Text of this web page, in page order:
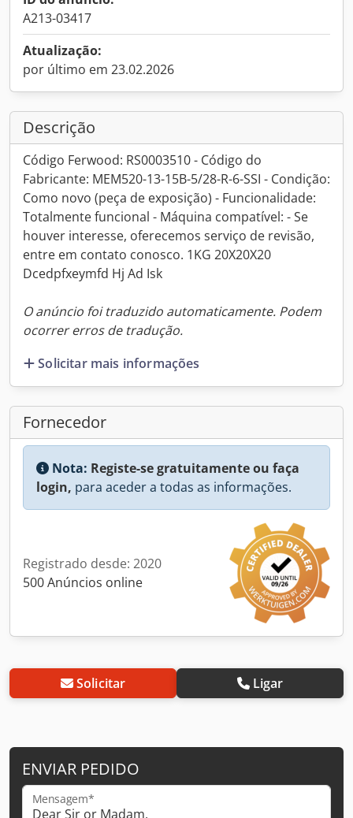
A213-03417
Atualização:
por último em 23.02.2026
Descrição
Código Ferwood: RS0003510 - Código do
Fabricante: MEM520-13-15B-5/28-R-6-SSI - Condição:
Como novo (peça de exposição) - Funcionalidade:
Totalmente funcional - Máquina compatível: - Se
houver interesse, oferecemos serviço de revisão,
entre em contato conosco. 1KG 20X20X20
Dcedpfxeymfd Hj Ad Isk
O anúncio foi traduzido automaticamente. Podem
ocorrer erros de tradução.
Solicitar mais informações
Fornecedor
Nota: Registe-se gratuitamente ou faça
login, para aceder a todas as informações.
Registrado desde: 2020
500 Anúncios online
Solicitar Ligar
ENVIAR PEDIDO
Mensagem*